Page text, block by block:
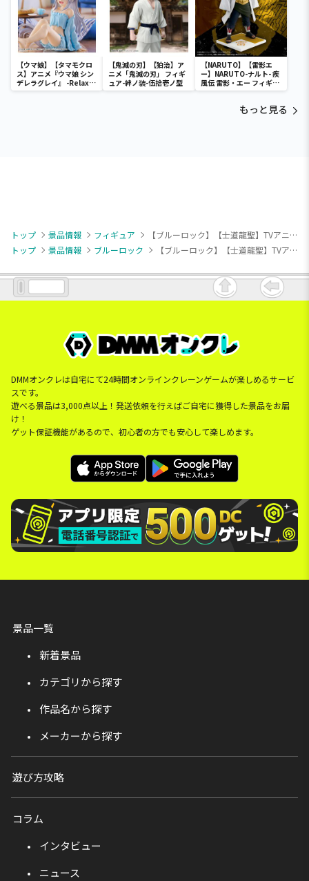
【ウマ娘】【タマモクロ
ス】アニメ『ウマ娘 シン
デレラグレイ』 -Relax
time-タマモクロス
【鬼滅の刃】【狛治】ア
ニメ「鬼滅の刃」 フィギ
ュア-絆ノ装-伍拾壱ノ型
【NARUTO】【雷影エ
ー】NARUTO-ナルト- 疾
風伝 雷影・エー フィギュ
ア～五影集結…!!～
もっと見る
トップ 景品情報 フィギュア
【ブルーロック】【士道龍聖】TVアニメ『ブルーロック』 士道龍聖 フィギュア-U-20日本代表-
トップ
景品情報 ブルーロック 【ブルーロック】【士道龍聖】TVアニメ『ブルーロック』 士道龍聖 フィギュア-U-20日本代表-
DMMオンクレは自宅にて24時間オンラインクレーンゲームが楽しめるサービ
スです。
遊べる景品は3,000点以上！発送依頼を行えばご自宅に獲得した景品をお届
け！
ゲット保証機能があるので、初心者の方でも安心して楽しめます。
景品一覧
新着景品
カテゴリから探す
作品名から探す
メーカーから探す
遊び方攻略
コラム
インタビュー
ニュース